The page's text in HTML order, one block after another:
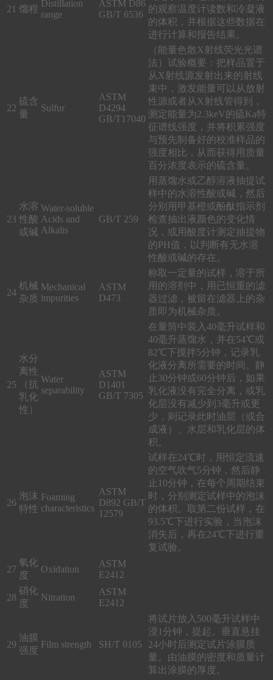
21 馏程
Distillation
range
ASTM D86
GB/T 6536
的观察温度计读数和冷凝液
的体积，并根据这些数据在
进行计算和报告结果。
22
硫含
量
Sulfur
ASTM
D4294
GB/T17040
（能量色散X射线荧光光谱
法）试验概要：把样品置于
从X射线源发射出来的射线
束中，激发能量可以从放射
性源或者从X射线管得到，
测定能量为2.3keV的硫Ka特
征谱线强度，并将积累强度
与预先制备好的校准样品的
强度相比，从而获得用质量
百分浓度表示的硫含量。
23
水溶
性酸
或碱
Water-soluble
Acids and
Alkalis
GB/T 259
用蒸馏水或乙醇溶液抽提试
样中的水溶性酸或碱，然后
分别用甲基橙或酚酞指示剂
检查抽出液颜色的变化情
况，或用酸度计测定抽提物
的PH值，以判断有无水溶
性酸或碱的存在。
24
机械
杂质
Mechanical
impurities
ASTM
D473
称取一定量的试样，溶于所
用的溶剂中，用已恒重的滤
器过滤，被留在滤器上的杂
质即为机械杂质。
25
水分
离性
（抗
乳化
性）
Water
separability
ASTM
D1401
GB/T 7305
在量筒中装入40毫升试样和
40毫升蒸馏水，并在54℃或
82℃下搅拌5分钟，记录乳
化液分离所需要的时间。静
止30分钟或60分钟后，如果
乳化液没有完全分离，或乳
化层没有减少到3毫升或更
少，则记录此时油层（或合
成液）、水层和乳化层的体
积。
26
泡沫
特性
Foaming
characteristics
ASTM
D892 GB/T
12579
试样在24℃时，用恒定流速
的空气吹气5分钟，然后静
止10分钟，在每个周期结束
时，分别测定试样中的泡沫
的体积。取第二份试样，在
93.5℃下进行实验，当泡沫
消失后，再在24℃下进行重
复试验。
27
氧化
度
Oxidation
ASTM
E2412
28
硝化
度
Nitration
ASTM
E2412
29
油膜
强度
Film strength SH/T 0105
将试片放入500毫升试样中
浸1分钟，提起。垂直悬挂
24小时后测定试片涂膜质
量。由油膜的密度和质量计
算出涂膜的厚度。